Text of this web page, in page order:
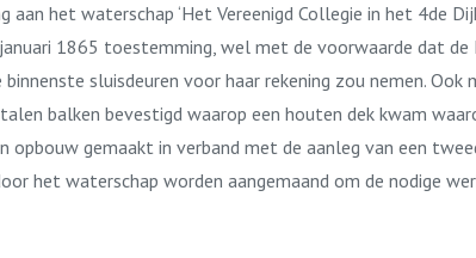
het waterschap ‘Het Vereenigd Collegie in het 4de
1865 toestemming, wel met de voorwaarde dat de
sluisdeuren voor haar rekening zou nemen.
balken bevestigd waarop een houten dek kwam
gemaakt in verband met de aanleg van een
het waterschap worden aangemaand om de nodige